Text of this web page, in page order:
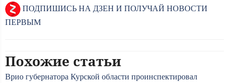
ПОДПИШИСЬ НА ДЗЕН И ПОЛУЧАЙ НОВОСТИ
ПЕРВЫМ
Похожие статьи
Врио губернатора Курской области проинспектировал